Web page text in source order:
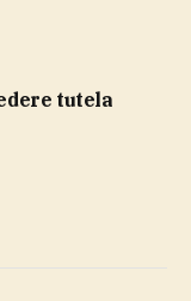
tutela